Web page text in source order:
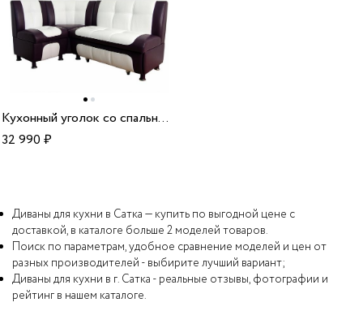
Кухонный уголок со спальным местом диван Сенатор ДСЕ04
32 990₽
Диваны для кухни в Сатка — купить по выгодной цене с
доставкой, в каталоге больше 2 моделей товаров.
Поиск по параметрам, удобное сравнение моделей и цен от
разных производителей - выбирите лучший вариант;
Диваны для кухни в г. Сатка - реальные отзывы, фотографии и
рейтинг в нашем каталоге.